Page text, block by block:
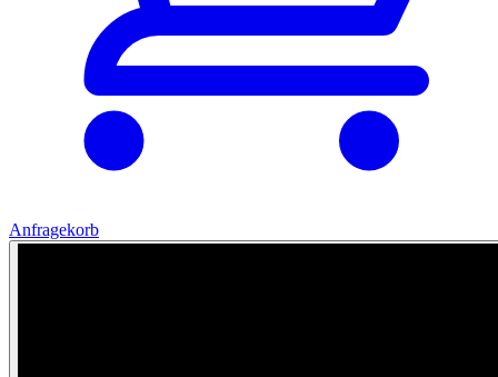
Anfragekorb